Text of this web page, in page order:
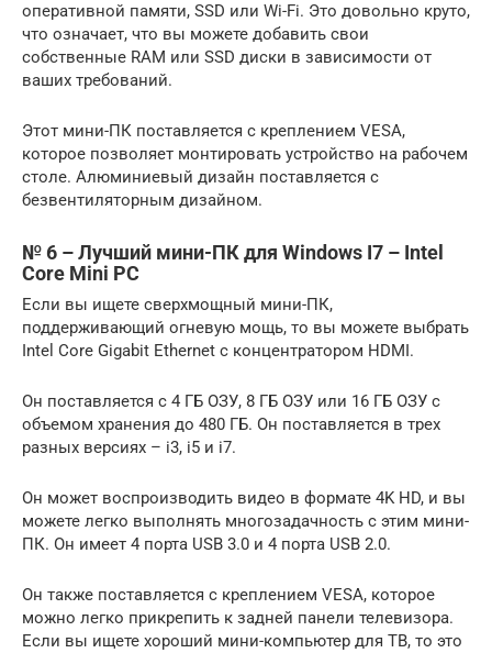
оперативной памяти, SSD или Wi-Fi. Это довольно круто,
что означает, что вы можете добавить свои
собственные RAM или SSD диски в зависимости от
ваших требований.
Этот мини-ПК поставляется с креплением VESA,
которое позволяет монтировать устройство на рабочем
столе. Алюминиевый дизайн поставляется с
безвентиляторным дизайном.
№ 6 – Лучший мини-ПК для Windows I7 – Intel
Core Mini PC
Если вы ищете сверхмощный мини-ПК,
поддерживающий огневую мощь, то вы можете выбрать
Intel Core Gigabit Ethernet с концентратором HDMI.
Он поставляется с 4 ГБ ОЗУ, 8 ГБ ОЗУ или 16 ГБ ОЗУ с
объемом хранения до 480 ГБ. Он поставляется в трех
разных версиях – i3, i5 и i7.
Он может воспроизводить видео в формате 4K HD, и вы
можете легко выполнять многозадачность с этим мини-
ПК. Он имеет 4 порта USB 3.0 и 4 порта USB 2.0.
Он также поставляется с креплением VESA, которое
можно легко прикрепить к задней панели телевизора.
Если вы ищете хороший мини-компьютер для ТВ, то это